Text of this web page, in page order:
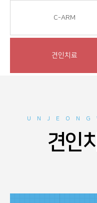
C-ARM
견인치료
견인